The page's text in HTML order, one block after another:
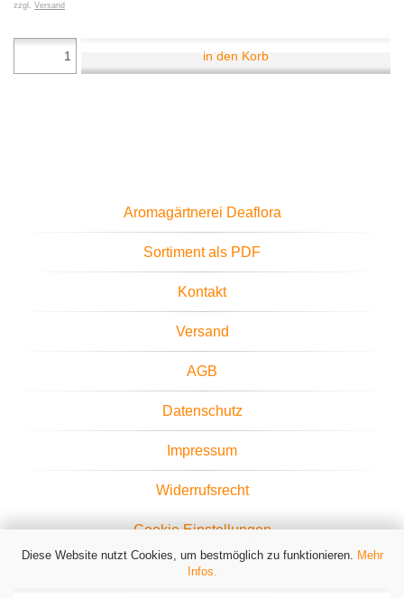
Diese Website nutzt Cookies, um bestmöglich zu funktionieren. Mehr
Infos.
zzgl. Versand
in den Korb
Aromagärtnerei Deaflora
Sortiment als PDF
Kontakt
Versand
AGB
Datenschutz
Impressum
Widerrufsrecht
Cookie Einstellungen